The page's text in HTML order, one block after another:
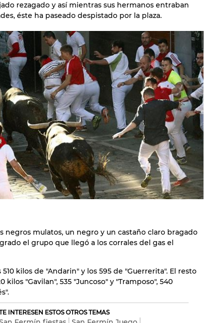
rezagado y así mientras sus hermanos entraban
éste ha paseado despistado por la plaza.
negros mulatos, un negro y un castaño claro bragado
el grupo que llegó a los corrales del gas el
kilos de "Andarin" y los 595 de "Guerrerita". El resto
kilos "Gavilan", 535 "Juncoso" y "Tramposo", 540
INTERESEN ESTOS OTROS TEMAS